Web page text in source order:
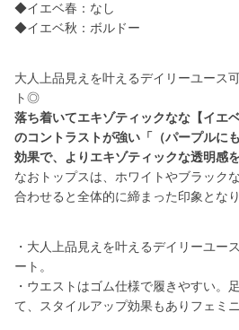
◆イエベ春：なし
◆イエベ秋：ボルドー
大人上品見えを叶えるデイリーユース
落ち着いてエキゾティックなな【イエ
のコントラストが強い「（パープルに
効果で、よりエキゾティックな透明感
なおトップスは、ホワイトやブラック
合わせると全体的に締まった印象とな
・大人上品見えを叶えるデイリーユー
ート。
・ウエストはゴム仕様で履きやすい。
て、スタイルアップ効果もありフェミ